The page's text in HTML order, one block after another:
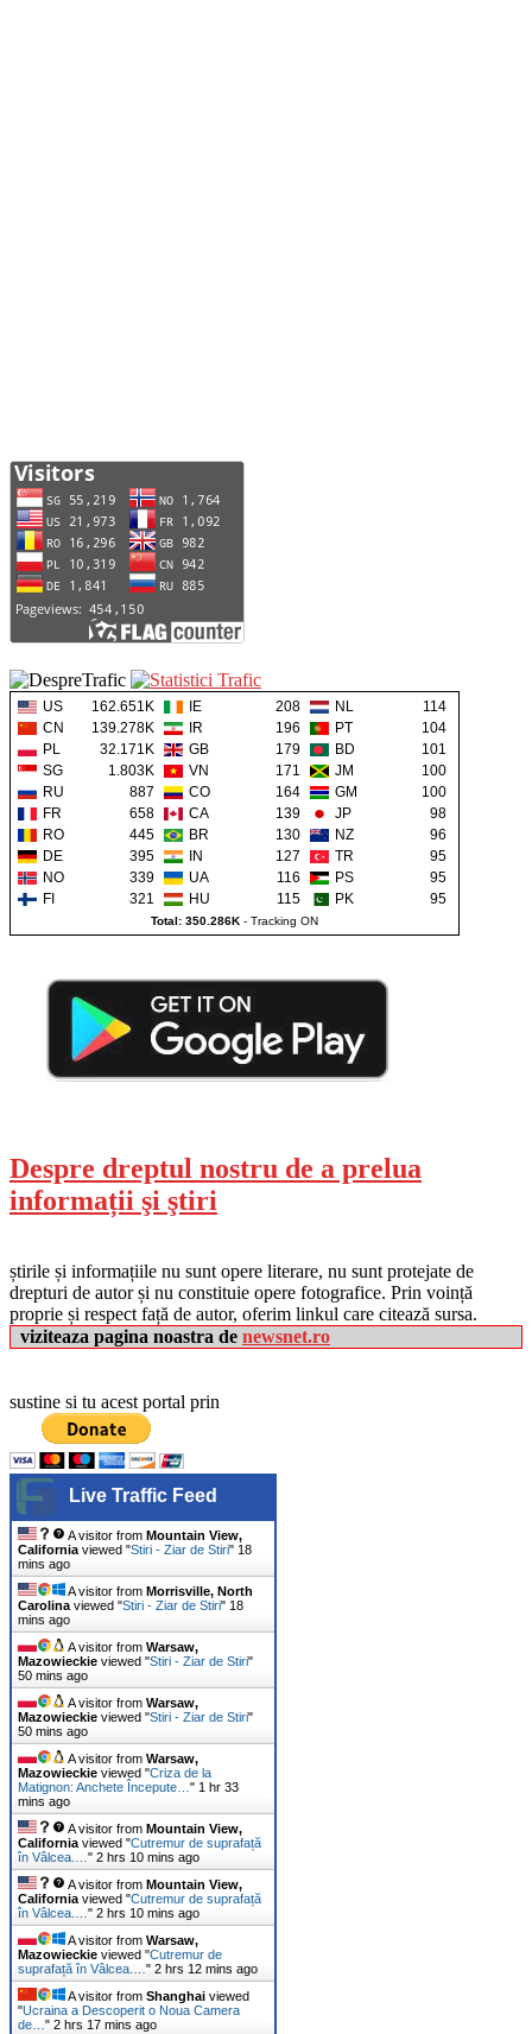
US 162.651K IE 208 NL
114
CN
139.278K IR 196 PT
104
PL
32.171K GB 179 BD
101
SG
1.803K VN 171 JM
100
RU
887 CO 164 GM
100
FR
658 CA 139 JP
98
RO
445 BR 130 NZ
96
DE
395 IN 127 TR
95
NO
339 UA 116 PS
95
FI
321 HU 115 PK 95
Total: 350.286K - Tracking ON
Despre dreptul nostru de a prelua
informații şi ştiri
știrile și informațiile nu sunt opere literare, nu sunt protejate de
drepturi de autor și nu constituie opere fotografice. Prin voință
proprie și respect față de autor, oferim linkul care citează sursa.
viziteaza pagina noastra de newsnet.ro
sustine si tu acest portal prin
Live Traffic Feed
A visitor from Mountain View,
Californiaviewed "Stiri - Ziar de Stiri" 18
mins ago
A visitor from Morrisville, North
Carolinaviewed "Stiri - Ziar de Stiri" 18
mins ago
A visitor from Warsaw,
Mazowieckie viewed "Stiri - Ziar de Stiri"
50 mins ago
A visitor from Warsaw,
Mazowieckie viewed "Stiri - Ziar de Stiri"
50 mins ago
A visitor from Warsaw,
Mazowieckie viewed "Criza de la
Matignon: Anchete Începute…" 1 hr 33
mins ago
A visitor from Mountain View,
Californiaviewed "Cutremur de suprafață
în Vâlcea.…" 2 hrs 10 mins ago
A visitor from Mountain View,
Californiaviewed "Cutremur de suprafață
în Vâlcea.…" 2 hrs 10 mins ago
A visitor from Warsaw,
Mazowieckie viewed "Cutremur de
suprafață în Vâlcea.…" 2 hrs 12 mins ago
A visitor from Shanghai viewed
"Ucraina a Descoperit o Noua Camera
de…" 2 hrs 17 mins ago